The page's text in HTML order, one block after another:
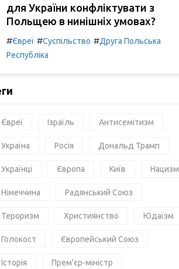
для України конфліктувати з
Польщею в нинішніх умовах?
#Євреї #Суспільство #Друга Польська
Республіка
Євреї Ізраїль Антисемітизм
Україна Росія Дональд Трамп
Українці Європа Київ Нацизм
Німеччина Радянський Союз
Тероризм Християнство Юдаїзм
Голокост Європейський Союз
Історія Прем'єр-міністр